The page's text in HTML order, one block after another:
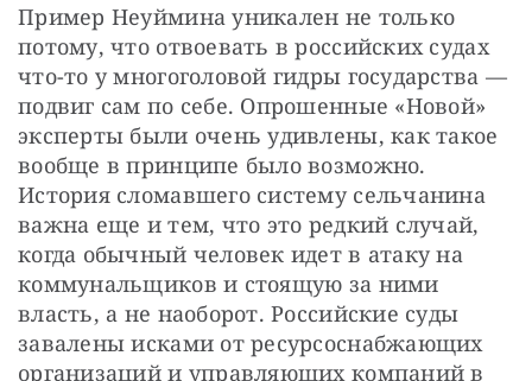
Пример Неуймина уникален не только
потому, что отвоевать в российских судах
что-то у многоголовой гидры государства —
подвиг сам по себе. Опрошенные «Новой»
эксперты были очень удивлены, как такое
вообще в принципе было возможно.
История сломавшего систему сельчанина
важна еще и тем, что это редкий случай,
когда обычный человек идет в атаку на
коммунальщиков и стоящую за ними
власть, а не наоборот. Российские суды
завалены исками от ресурсоснабжающих
организаций и управляющих компаний в